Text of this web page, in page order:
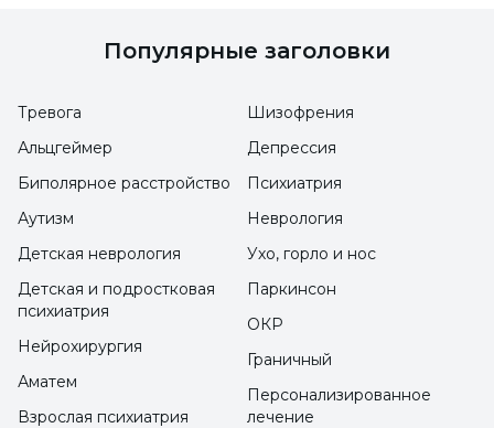
Популярные заголовки
Тревога
Альцгеймер
Биполярное расстройство
Аутизм
Детская неврология
Шизофрения
Депрессия
Психиатрия
Неврология
Ухо, горло и нос
Детская и подростковая
психиатрия
Нейрохирургия
Аматем
Взрослая психиатрия
Паркинсон
ОКР
Граничный
Персонализированное
лечение